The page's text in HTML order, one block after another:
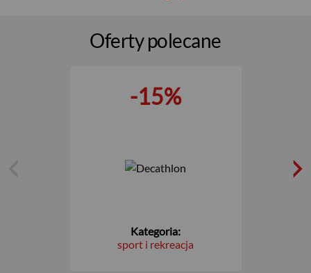
Oferty polecane
-15%
Kategoria:
sport i rekreacja